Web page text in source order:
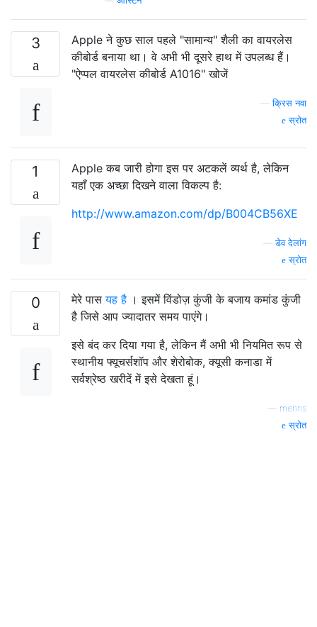
3
Apple ने कुछ साल पहले "सामान्य" शैली का वायरलेस
कीबोर्ड बनाया था। वे अभी भी दूसरे हाथ में उपलब्ध हैं।
"ऐप्पल वायरलेस कीबोर्ड A1016" खोजें
—क्रिस नवा
स्रोत
1
Apple कब जारी होगा इस पर अटकलें व्यर्थ है, लेकिन
यहाँ एक अच्छा दिखने वाला विकल्प है:
http://www.amazon.com/dp/B004CB56XE
—डेव देलांग
स्रोत
0 मेरे पासयह है । इसमें विंडोज़ कुंजी के बजाय कमांड कुंजी
है जिसे आप ज्यादातर समय पाएंगे।
इसे बंद कर दिया गया है, लेकिन मैं अभी भी नियमित रूप से
स्थानीय फ्यूचर्सशॉप और शेरोबोक, क्यूसी कनाडा में
सर्वश्रेष्ठ खरीदें में इसे देखता हूं।
menns
स्रोत